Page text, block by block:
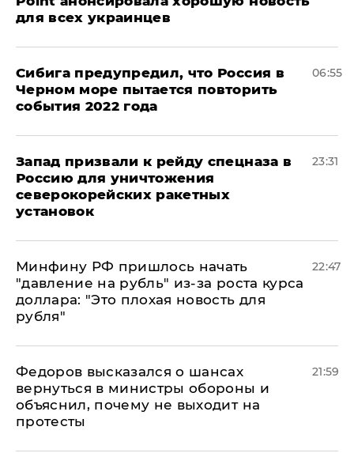
для всех украинцев
Сибига предупредил, что Россия в
Черном море пытается повторить
события 2022 года
06:55
Запад призвали к рейду спецназа в
Россию для уничтожения
северокорейских ракетных
установок
23:31
Минфину РФ пришлось начать
"давление на рубль" из-за роста курса
доллара: "Это плохая новость для
рубля"
22:47
Федоров высказался о шансах
вернуться в министры обороны и
объяснил, почему не выходит на
протесты
21:59